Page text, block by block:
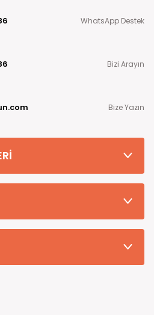
WhatsApp Destek
Bizi Arayın
Bize Yazın